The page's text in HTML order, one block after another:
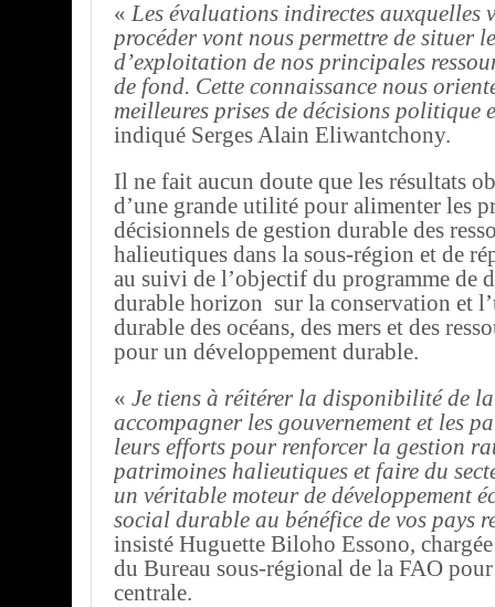
« Les évaluations indirectes auxquelles
procéder vont nous permettre de situer
d’exploitation de nos principales
de fond. Cette connaissance nous
meilleures prises de décisions politique
indiqué Serges Alain Eliwantchony.
Il ne fait aucun doute que les résultats
d’une grande utilité pour alimenter les
décisionnels de gestion durable des
halieutiques dans la sous-région et de
au suivi de l’objectif du programme de
durable horizon sur la conservation et
durable des océans, des mers et des
pour un développement durable.
« Je tiens à réitérer la disponibilité de
accompagner les gouvernement et les
leurs efforts pour renforcer la gestion
patrimoines halieutiques et faire du
un véritable moteur de développement
social durable au bénéfice de vos pays
insisté Huguette Biloho Essono,
du Bureau sous-régional de la FAO
centrale.